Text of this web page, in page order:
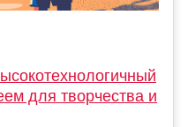
для творчества и